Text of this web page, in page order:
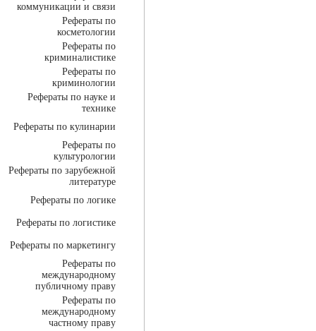
коммуникации и связи
Рефераты по
косметологии
Рефераты по
криминалистике
Рефераты по
криминологии
Рефераты по науке и
технике
Рефераты по кулинарии
Рефераты по
культурологии
Рефераты по зарубежной
литературе
Рефераты по логике
Рефераты по логистике
Рефераты по маркетингу
Рефераты по
международному
публичному праву
Рефераты по
международному
частному праву